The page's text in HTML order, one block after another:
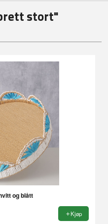
stort"
og blått
Kjøp